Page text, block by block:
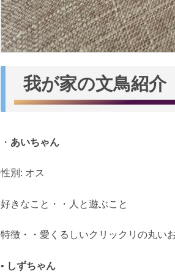
我が家の文鳥紹介
・ あいちゃん
性別: オス
好きなこと・・人と遊ぶこと
特徴・・愛くるしいクリックリの丸い
• しずちゃん